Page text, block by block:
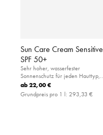
Sun Care Cream Sensitive
SPF 50+
Sehr hoher, wasserfester
Sonnenschutz für jeden Hauttyp,
ohne Parfüm, für sensible Haut
geeignet
ab22,00 €
Grundpreis pro 1 l: 293,33 €